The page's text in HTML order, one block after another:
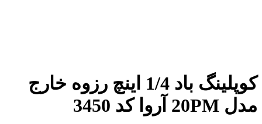
کوپلینگ باد 1/4 اینچ رزوه خارج
مدل 20PM آروا کد 3450